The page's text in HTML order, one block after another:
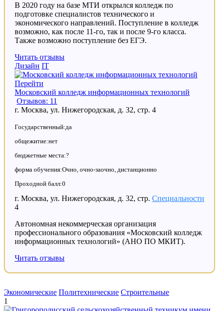
В 2020 году на базе МТИ открылся колледж по
подготовке специалистов технического и
экономического направлений. Поступление в колледж
возможно, как после 11-го, так и после 9-го класса.
Также возможно поступление без ЕГЭ.
Читать отзывы
Дизайн IT
Перейти
Московский колледж информационных технологий
Отзывов: 11
г. Москва, ул. Нижегородская, д. 32, стр. 4
Государственный:да
общежитие:нет
бюджетные места:?
форма обучения:Очно, очно-заочно, дистанционно
Проходной балл:0
Специальности
г. Москва, ул. Нижегородская, д. 32, стр.
4
Автономная некоммерческая организация
профессионального образования «Московский колледж
информационных технологий» (АНО ПО МКИТ).
Читать отзывы
Экономические Политехнические Строительные
1